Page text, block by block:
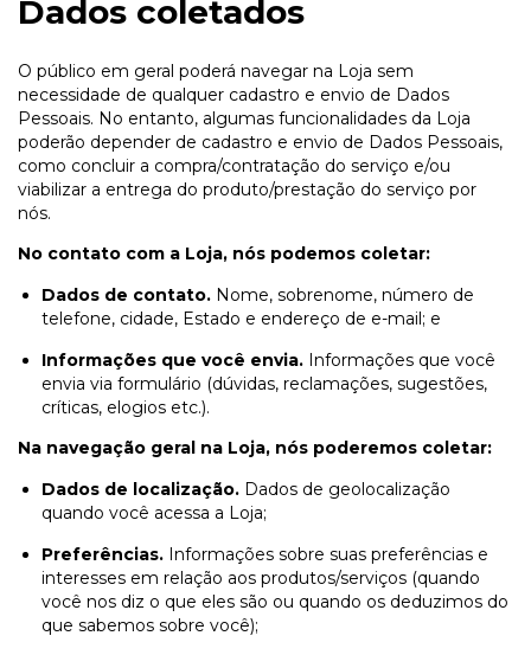
Dados coletados
O público em geral poderá navegar na Loja sem
necessidade de qualquer cadastro e envio de Dados
Pessoais. No entanto, algumas funcionalidades da Loja
poderão depender de cadastro e envio de Dados Pessoais,
como concluir a compra/contratação do serviço e/ou
viabilizar a entrega do produto/prestação do serviço por
nós.
No contato com a Loja, nós podemos coletar:
Dados de contato. Nome, sobrenome, número de
telefone, cidade, Estado e endereço de e-mail; e
Informações que você envia. Informações que você
envia via formulário (dúvidas, reclamações, sugestões,
críticas, elogios etc.).
Na navegação geral na Loja, nós poderemos coletar:
Dados de localização. Dados de geolocalização
quando você acessa a Loja;
Preferências. Informações sobre suas preferências e
interesses em relação aos produtos/serviços (quando
você nos diz o que eles são ou quando os deduzimos do
que sabemos sobre você);